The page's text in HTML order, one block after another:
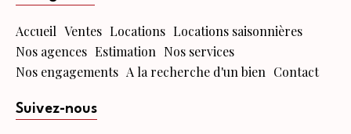
Accueil Ventes Locations Locations saisonnières
Nos agences Estimation Nos services
Nos engagements A la recherche d'un bien Contact
Suivez-nous